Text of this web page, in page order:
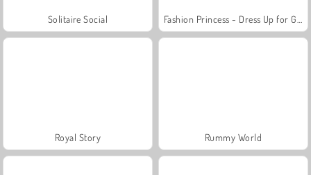
Solitaire Social
Royal Story Rummy World